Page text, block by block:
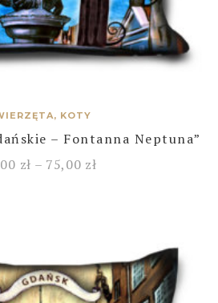
KOTY
– Fontanna Neptuna”
zł – 75,00 zł